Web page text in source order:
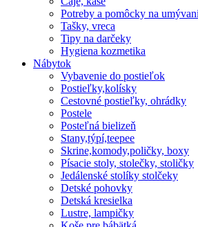
Potreby a pomôcky na
Tašky, vreca
Tipy na darčeky
Hygiena kozmetika
Nábytok
Vybavenie do postieľok
Postieľky,kolísky
Cestovné postieľky, ohrádky
Postele
Posteľná bielizeň
Stany,týpí,teepee
Skrine,komody,poličky, boxy
Písacie stoly, stolečky, stoličky
Jedálenské stolíky stolčeky
Detské pohovky
Detská kresielka
Lustre, lampičky